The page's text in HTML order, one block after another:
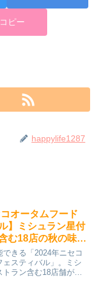
コピー
happylife1287
コオータムフード
】ミシュラン星付
む18店の秋の味覚
できる「2024年ニセコ
ェスティバル」。ミシ
ラン含む18店舗が特